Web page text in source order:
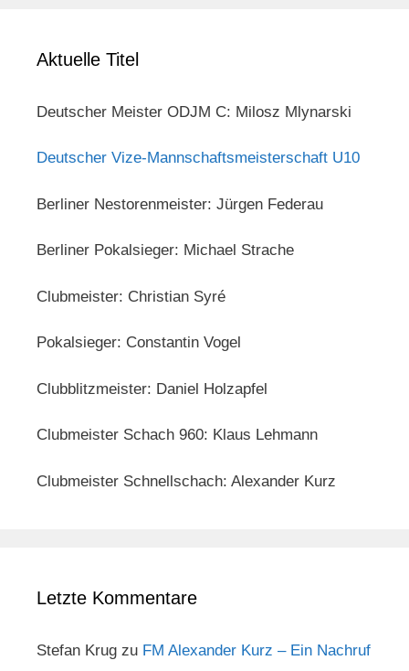
Aktuelle Titel
Deutscher Meister ODJM C: Milosz Mlynarski
Deutscher Vize-Mannschaftsmeisterschaft U10
Berliner Nestorenmeister: Jürgen Federau
Berliner Pokalsieger: Michael Strache
Clubmeister: Christian Syré
Pokalsieger: Constantin Vogel
Clubblitzmeister: Daniel Holzapfel
Clubmeister Schach 960: Klaus Lehmann
Clubmeister Schnellschach: Alexander Kurz
Letzte Kommentare
Stefan Krug zu FM Alexander Kurz – Ein Nachruf